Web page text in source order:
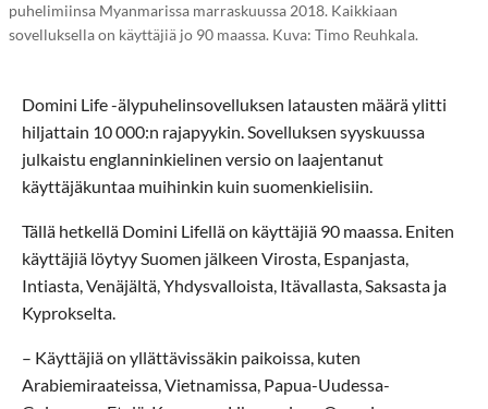
puhelimiinsa Myanmarissa marraskuussa 2018. Kaikkiaan
sovelluksella on käyttäjiä jo 90 maassa. Kuva: Timo Reuhkala.
Domini Life -älypuhelinsovelluksen latausten määrä ylitti
hiljattain 10 000:n rajapyykin. Sovelluksen syyskuussa
julkaistu englanninkielinen versio on laajentanut
käyttäjäkuntaa muihinkin kuin suomenkielisiin.
Tällä hetkellä Domini Lifellä on käyttäjiä 90 maassa. Eniten
käyttäjiä löytyy Suomen jälkeen Virosta, Espanjasta,
Intiasta, Venäjältä, Yhdysvalloista, Itävallasta, Saksasta ja
Kyprokselta.
– Käyttäjiä on yllättävissäkin paikoissa, kuten
Arabiemiraateissa, Vietnamissa, Papua-Uudessa-